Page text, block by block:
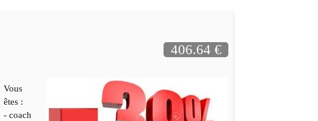
406.64 €
Vous
êtes :
- coach